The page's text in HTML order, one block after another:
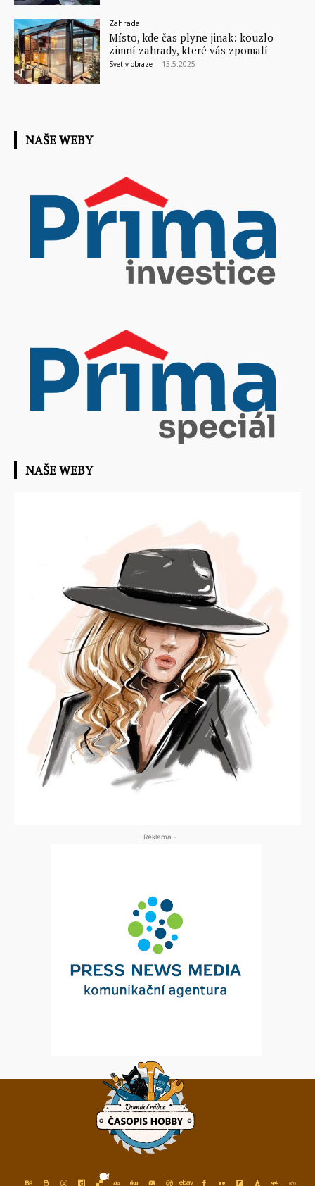
Zahrada
Místo, kde čas plyne jinak: kouzlo
zimní zahrady, které vás zpomalí
Svet v obraze - 13.5.2025
NAŠE WEBY
NAŠE WEBY
- Reklama -